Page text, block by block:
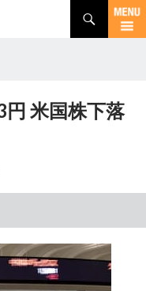
米国株下落